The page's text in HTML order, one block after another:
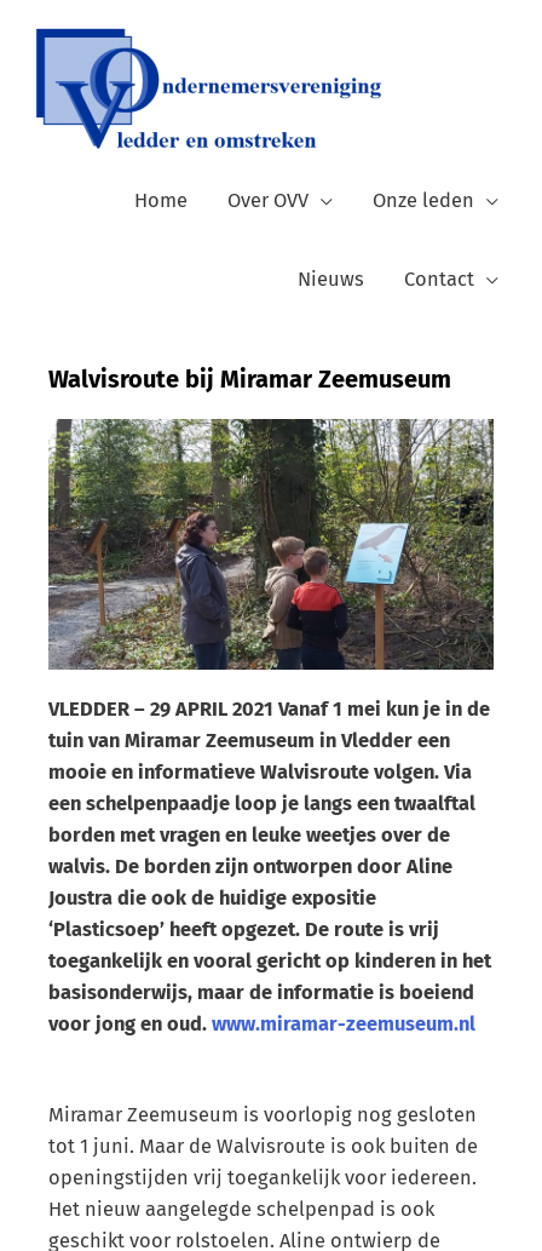
Home Over OVV Onze leden
Nieuws Contact
Walvisroute bij Miramar Zeemuseum
VLEDDER – 29 APRIL 2021 Vanaf 1 mei kun je in de
tuin van Miramar Zeemuseum in Vledder een
mooie en informatieve Walvisroute volgen. Via
een schelpenpaadje loop je langs een twaalftal
borden met vragen en leuke weetjes over de
walvis. De borden zijn ontworpen door Aline
Joustra die ook de huidige expositie
‘Plasticsoep’ heeft opgezet. De route is vrij
toegankelijk en vooral gericht op kinderen in het
basisonderwijs, maar de informatie is boeiend
voor jong en oud. www.miramar-zeemuseum.nl
Miramar Zeemuseum is voorlopig nog gesloten
tot 1 juni. Maar de Walvisroute is ook buiten de
openingstijden vrij toegankelijk voor iedereen.
Het nieuw aangelegde schelpenpad is ook
geschikt voor rolstoelen. Aline ontwierp de